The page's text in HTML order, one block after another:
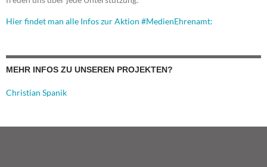
Hier findet man alle Infos zur Aktion #MedienEhrenamt:
MEHR INFOS ZU UNSEREN PROJEKTEN?
Christian Spanik